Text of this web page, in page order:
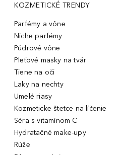
KOZMETICKÉ TRENDY
Parfémy a vône
Niche parfémy
Púdrové vône
Pleťové masky na tvár
Tiene na oči
Laky na nechty
Umelé riasy
Kozmeticke štetce na líčenie
Séra s vitamínom C
Hydratačné make-upy
Rúže